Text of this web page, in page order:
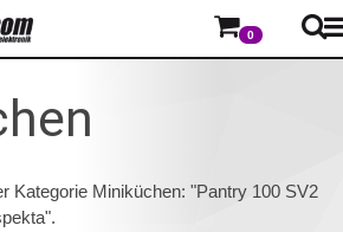
0
Kategorie Miniküchen: "Pantry 100 SV2